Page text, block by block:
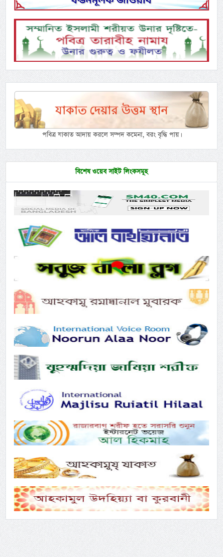
পবিত্র যাকাত আদায় করলে সম্পদ কমেনা, বরং বৃদ্ধি পায়।
বিশেষ ওয়েব সাইট লিংকসমূহ